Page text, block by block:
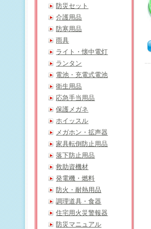
防災セット
介護用品
防寒用品
雨具
ライト・懐中電灯
ランタン
電池・充電式電池
衛生用品
応急手当用品
保護メガネ
ホイッスル
メガホン・拡声器
家具転倒防止用品
落下防止用品
救助資機材
発電機・燃料
防火・耐熱用品
調理道具・食器
住宅用火災警報器
防災マニュアル